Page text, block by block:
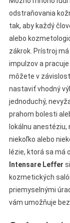
odstraňovania
tak, aby každý
alebo
zákrok. Prístroj
impulzov a pracuje
môžete v
nastaviť vhodný
jednoduchý,
prahom bolesti
lokálnu anestéziu,
niekoľko alebo
lézie, ktorá sa má
Intensare Leffer
kozmetických
priemyselnými
vám umožňuje